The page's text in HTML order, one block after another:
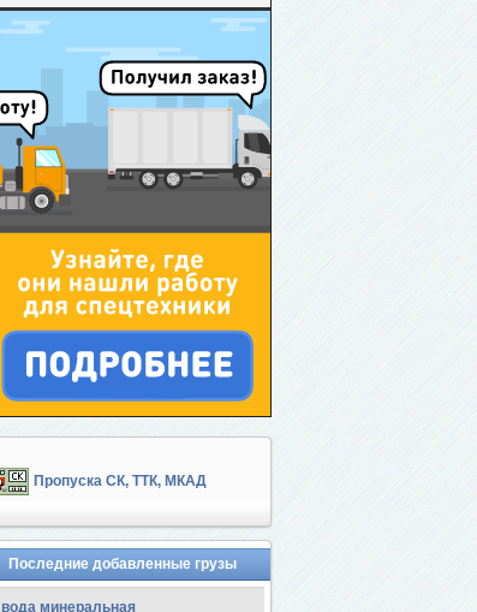
Пропуска СК, ТТК, МКАД
Последние добавленные грузы
вода минеральная